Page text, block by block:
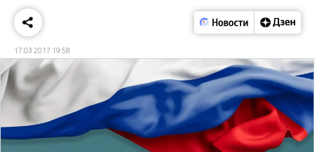
17.03.2017 19:58